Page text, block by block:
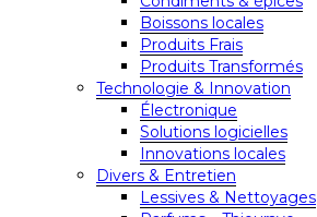
Boissons locales
Produits Frais
Produits Transformés
Technologie & Innovation
Électronique
Solutions logicielles
Innovations locales
Divers & Entretien
Lessives & Nettoyages